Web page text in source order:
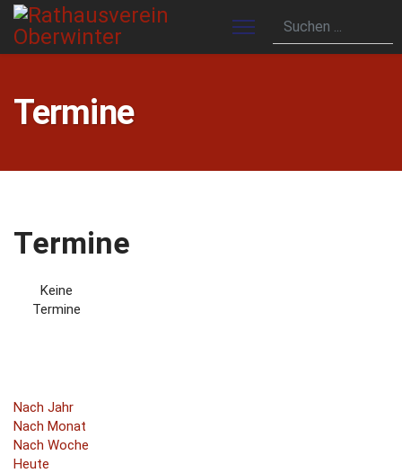
Termine
Termine
Keine
Termine
Nach Jahr
Nach Monat
Nach Woche
Heute